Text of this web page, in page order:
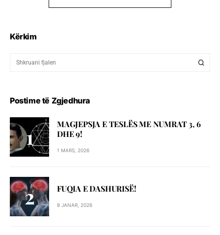
Kërkim
Postime të Zgjedhura
MAGJEPSJA E TESLËS ME NUMRAT 3, 6
DHE 9!
1 MARS, 2026
FUQIA E DASHURISË!
8 JANAR, 2026